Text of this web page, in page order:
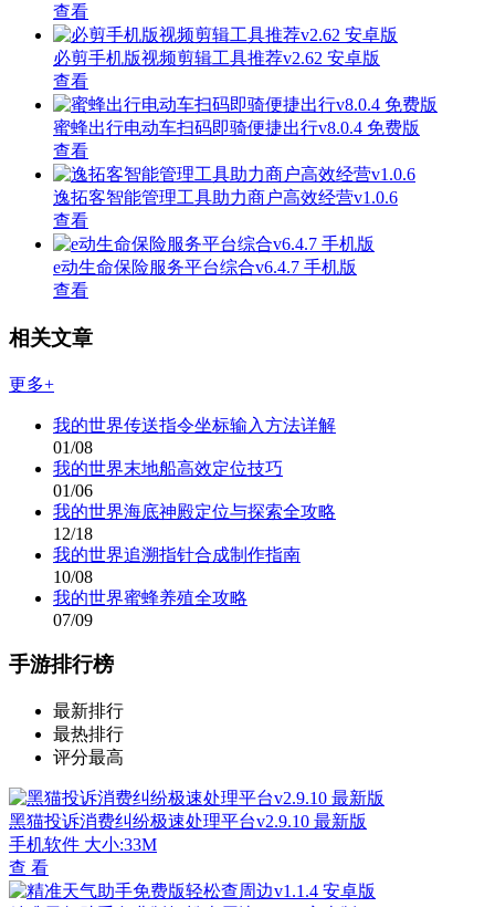
查看
必剪手机版视频剪辑工具推荐v2.62 安卓版
查看
蜜蜂出行电动车扫码即骑便捷出行v8.0.4 免费版
查看
逸拓客智能管理工具助力商户高效经营v1.0.6
查看
e动生命保险服务平台综合v6.4.7 手机版
查看
相关文章
更多+
我的世界传送指令坐标输入方法详解
01/08
我的世界末地船高效定位技巧
01/06
我的世界海底神殿定位与探索全攻略
12/18
我的世界追溯指针合成制作指南
10/08
我的世界蜜蜂养殖全攻略
07/09
手游排行榜
最新排行
最热排行
评分最高
黑猫投诉消费纠纷极速处理平台v2.9.10 最新版
手机软件 大小:33M
查 看